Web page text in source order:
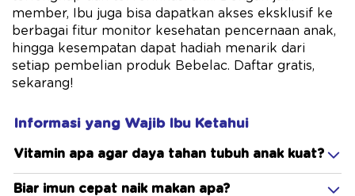
member, Ibu juga bisa dapatkan akses eksklusif ke
berbagai fitur monitor kesehatan pencernaan anak,
hingga kesempatan dapat hadiah menarik dari
setiap pembelian produk Bebelac. Daftar gratis,
sekarang!
Informasi yang Wajib Ibu Ketahui
Vitamin apa agar daya tahan tubuh anak kuat?
Biar imun cepat naik makan apa?